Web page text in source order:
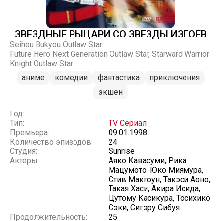
ЗВЕЗДНЫЕ РЫЦАРИ СО ЗВЕЗДЫ ИЗГОЕВ
Seihou Bukyou Outlaw Star
Future Hero Next Generation Outlaw Star, Starward Warrior
Knight Outlaw Star
аниме
комедии фантастика
приключения
экшен
Год:
Тип:
TV Сериал
Премьера:
09.01.1998
Количество эпизодов:
24
Студия:
Sunrise
Актеры:
Аяко Кавасуми, Рика
Мацумото, Юко Миямура,
Стив Макгоун, Такэси Аоно,
Такая Хаси, Акира Исида,
Цутому Касикура, Тосихико
Сэки, Сигэру Сибуя
Продолжительность:
25